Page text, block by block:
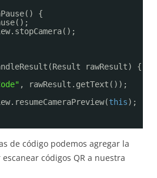
{
rawResult) {
, rawResult.getText());
this);
de código podemos agregar la
códigos QR a nuestra